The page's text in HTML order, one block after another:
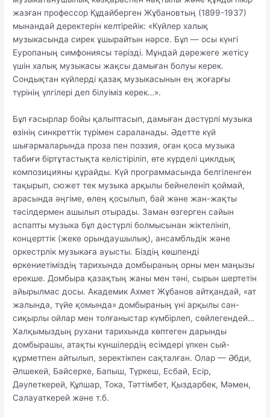
жазған профессор Құдайберген Жұбановтың (1899-1937)
мынандай деректерін келтірейік: «Күйлер халық
музыкасында сирек ұшырайтын нәрсе. Бұл — осы күнгі
Еуропаның симфониясы тәрізді. Мұндай дәрежеге жетісу
үшін халық музыкасы жақсы дамыған болуы керек.
Сондықтан күйлерді қазақ музыкасынын ең жоғарғы
түрінің үлгілері деп білуіміз керек…».
Бұл ғасырлар бойы қалыптасып, дамыған дәстүрлі музыка
өзінің синкреттік түрімен сараланады. Әдетте күй
шығармаларында проза пен поэзия, оған қоса музыка
табиғи біртұтастықта келістіріліп, өте күрделі циклдық
композицияны құрайды. Күй программасында белгіленген
тақырып, сюжет тек музыка арқылы бейнеленіп қоймай,
арасында әңгіме, өлең қосылып, бай және жан-жақты
тәсілдермен ашылып отырады. Заман өзгерген сайын
аспапты музыка бұл дәстүрлі болмысынан жіктелініп,
концерттік (жеке орындаушылық), ансамбльдік және
оркестрлік музыкаға ауысты. Біздің көшпенді
өркениетіміздің тарихында домбыраның орны мен маңызы
ерекше. Домбыра қазақтың жаны мен тәні, сырын шертетін
айырылмас досы. Академик Ахмет Жұбанов айтқандай, «ат
жалында, түйе қомында» домбыраның үні арқылы сан-
сиқырлы ойлар мен толғаныстар күмбірлеп, сөйлегендей…
Халқымыздың рухани тарихында көптеген дарынды
домбырашы, атақты күншілердің есімдері үлкен сый-
құрметпен айтылып, зеректікпен сақталған. Олар — Әбди,
Әлшекей, Байсерке, Бапыш, Түркеш, Есбай, Есір,
Дәулеткерей, Құлшар, Тока, Тәттімбет, Қыздарбек, Мәмен,
Салауаткерей және т.б.